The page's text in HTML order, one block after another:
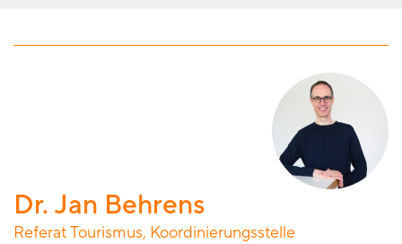
Dr. Jan Behrens
Referat Tourismus, Koordinierungsstelle